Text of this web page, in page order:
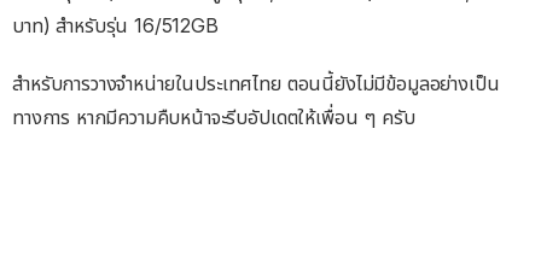
บาท) สำหรับรุ่น 16/512GB
สำหรับการวางจำหน่ายในประเทศไทย ตอนนี้ยังไม่มีข้อมูลอย่างเป็น
ทางการ หากมีความคืบหน้าจะรีบอัปเดตให้เพื่อน ๆ ครับ